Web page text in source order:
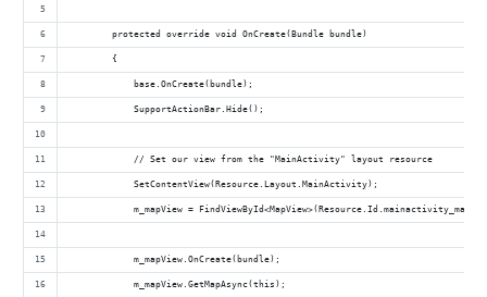
        protected override void OnCreate(Bundle bundle)
        {
            base.OnCreate(bundle);
            SupportActionBar.Hide();
            // Set our view from the "MainActivity" layout resource
            SetContentView(Resource.Layout.MainActivity);
m_mapView =
            m_mapView.OnCreate(bundle);
            m_mapView.GetMapAsync(this);